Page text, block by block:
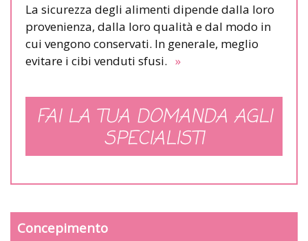
La sicurezza degli alimenti dipende dalla loro
provenienza, dalla loro qualità e dal modo in
cui vengono conservati. In generale, meglio
evitare i cibi venduti sfusi. »
FAI LA TUA DOMANDA AGLI
SPECIALISTI
Concepimento